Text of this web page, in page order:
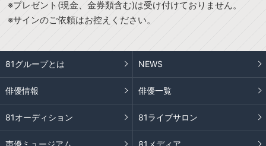
※プレゼント(現金、金券類含む)は受け付けておりません。
※サインのご依頼はお控えください。
81グループとは NEWS
俳優情報 俳優一覧
81オーディション 81ライブサロン
声優ミュージアム 81メディア